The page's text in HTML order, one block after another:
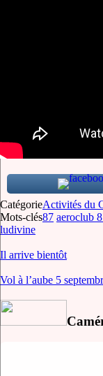
CatégorieActivités du
Mots-clés87 aeroclub
ludivine
Il arrive bientôt
Vol à l’aube 5